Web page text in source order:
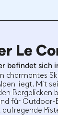
Le
befindet sich
charmantes
liegt. Mit
Bergblicken
für Outdoor-